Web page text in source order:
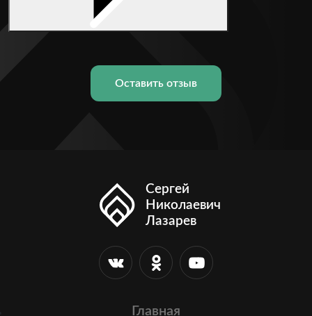
Оставить отзыв
Сергей
Николаевич
Лазарев
Главная